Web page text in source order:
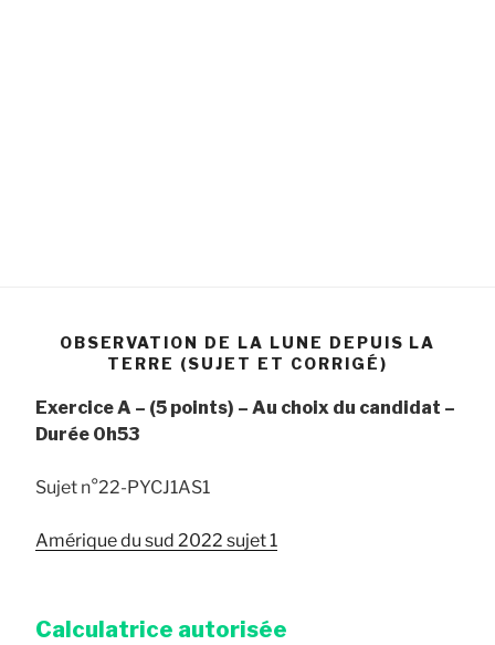
OBSERVATION DE LA LUNE DEPUIS LA
TERRE (SUJET ET CORRIGÉ)
Exercice A – (5 points) – Au choix du candidat –
Durée 0h53
Sujet n°22-PYCJ1AS1
Amérique du sud 2022 sujet 1
Calculatrice autorisée